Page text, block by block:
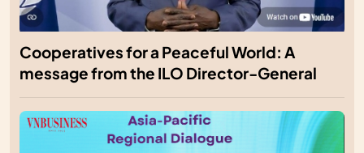
Cooperatives for a Peaceful World: A
message from the ILO Director-General